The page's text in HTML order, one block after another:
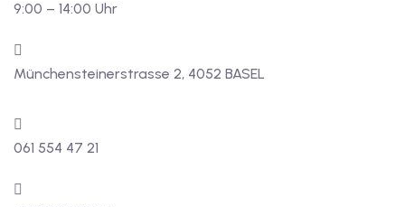
9:00 – 14:00 Uhr
Münchensteinerstrasse 2, 4052 BASEL
061 554 47 21